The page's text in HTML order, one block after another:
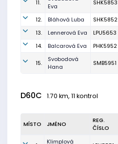
11.
Eva
SHK5853
12. Bláhová Luba SHK5852
13.
Lennerová Eva LPU5653
14.
Balcarová Eva PHK5952
15.
Svobodová
Hana
SMB5951
D60C 1.70 km, 11 kontrol
MÍSTO JMÉNO
REG.
ČÍSLO
Klimplová